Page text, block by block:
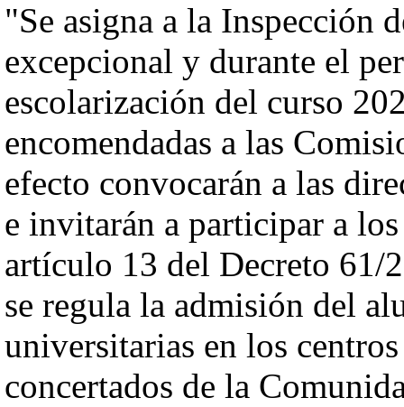
"Se asigna a la Inspección
excepcional y durante el
escolarización del curso
encomendadas a las
efecto convocarán a las
e invitarán a participar a
artículo 13 del Decreto 61/
se regula la admisión del
universitarias en los
concertados de la